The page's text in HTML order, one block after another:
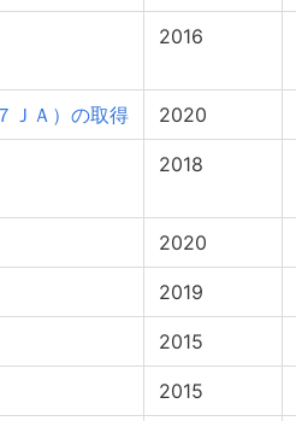
2016
ＪＡ）の取得 2020
2018
2020
2019
2015
2015